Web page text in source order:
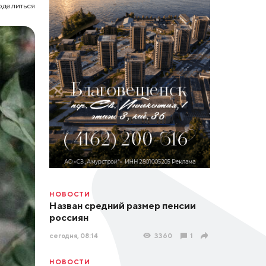
НОВОСТИ
Назван средний размер пенсии
россиян
сегодня, 08:14 3360 1
НОВОСТИ